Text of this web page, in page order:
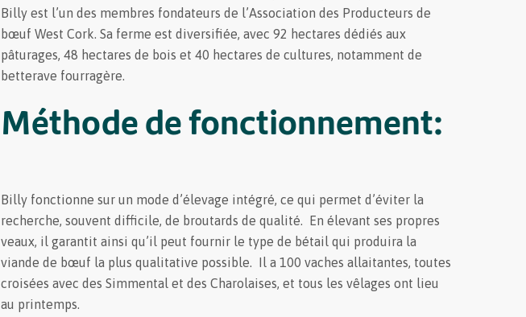
Billy est l’un des membres fondateurs de l’Association des Producteurs de
bœuf West Cork. Sa ferme est diversifiée, avec 92 hectares dédiés aux
pâturages, 48 hectares de bois et 40 hectares de cultures, notamment de
betterave fourragère.
Méthode de fonctionnement:
Billy fonctionne sur un mode d’élevage intégré, ce qui permet d’éviter la
recherche, souvent difficile, de broutards de qualité. En élevant ses propres
veaux, il garantit ainsi qu’il peut fournir le type de bétail qui produira la
viande de bœuf la plus qualitative possible. Il a 100 vaches allaitantes, toutes
croisées avec des Simmental et des Charolaises, et tous les vêlages ont lieu
au printemps.